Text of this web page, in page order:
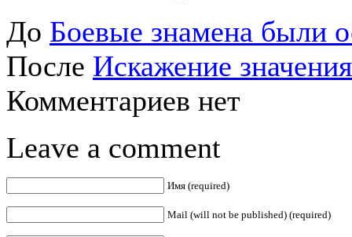
До Боевые знамена были
После Искажение
Комментариев нет
Leave a comment
Имя (required)
Mail (will not be published) (required)